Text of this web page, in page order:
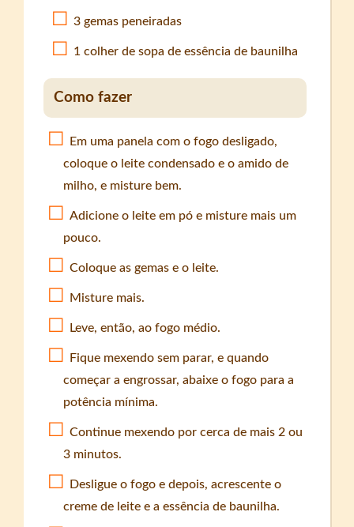
3 gemas peneiradas
1 colher de sopa de essência de baunilha
Como fazer
Em uma panela com o fogo desligado,
coloque o leite condensado e o amido de
milho, e misture bem.
Adicione o leite em pó e misture mais um
pouco.
Coloque as gemas e o leite.
Misture mais.
Leve, então, ao fogo médio.
Fique mexendo sem parar, e quando
começar a engrossar, abaixe o fogo para a
potência mínima.
Continue mexendo por cerca de mais 2 ou
3 minutos.
Desligue o fogo e depois, acrescente o
creme de leite e a essência de baunilha.